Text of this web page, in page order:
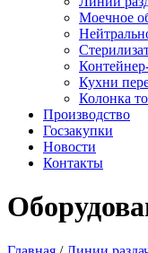
Моечное
Кухни
Колонка
Производство
Госзакупки
Новости
Контакты